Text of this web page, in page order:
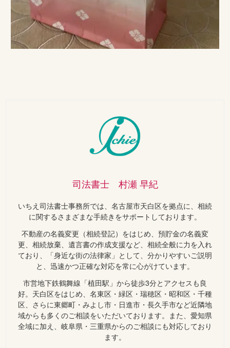
司法書士 村瀬 早紀
いちえ司法書士事務所では、名古屋市天白区を拠点に、相続
に関するさまざまな手続きをサポートしております。
不動産の名義変更（相続登記）をはじめ、預貯金の名義変
更、相続放棄、遺言書の作成支援など、相続全般に力を入れ
ており、「身近な街の法律家」として、分かりやすいご説明
と、迅速かつ正確な対応を常に心がけています。
市営地下鉄鶴舞線「植田駅」から徒歩3分とアクセスも良
好。天白区をはじめ、名東区・緑区・瑞穂区・昭和区・千種
区、さらに東郷町・みよし市・日進市・長久手市など近隣地
域からも多くのご相談をいただいております。また、愛知県
全域に加え、岐阜県・三重県からのご相談にも対応しており
ます。